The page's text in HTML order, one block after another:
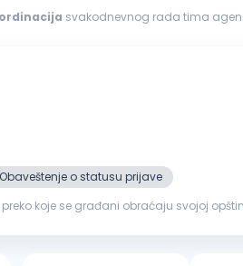
svakodnevnog rada tima
Obaveštenje o statusu prijave
koje se građani obraćaju svojoj